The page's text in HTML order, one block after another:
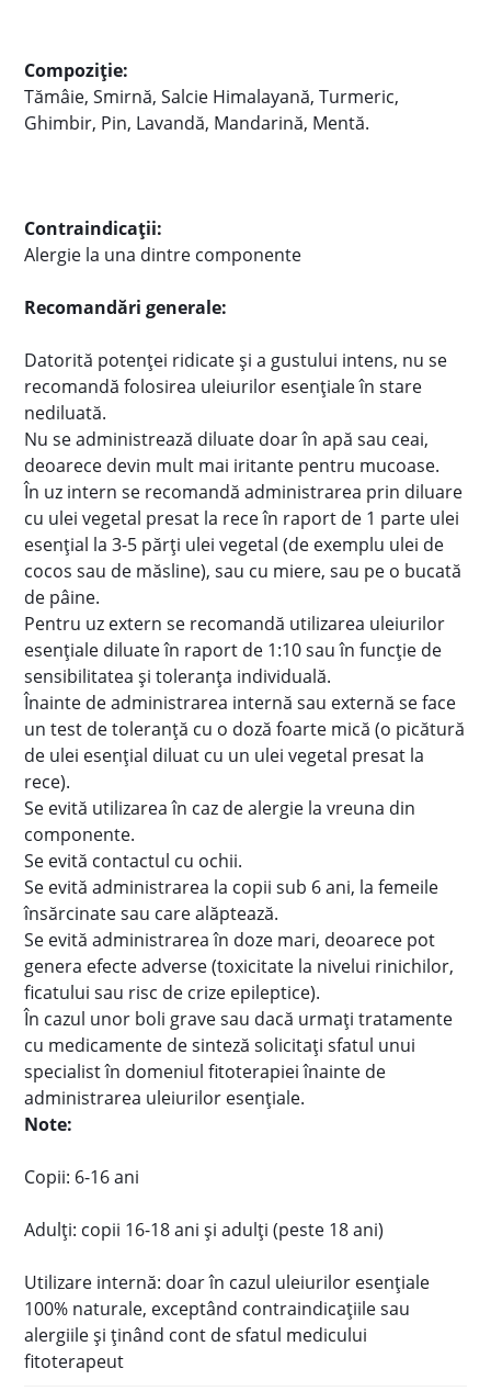
Compoziție:
Tămâie, Smirnă, Salcie Himalayană, Turmeric,
Ghimbir, Pin, Lavandă, Mandarină, Mentă.
Contraindicații:
Alergie la una dintre componente
Recomandări generale:
Datorită potenţei ridicate şi a gustului intens, nu se
recomandă folosirea uleiurilor esențiale în stare
nediluată.
Nu se administrează diluate doar în apă sau ceai,
deoarece devin mult mai iritante pentru mucoase.
În uz intern se recomandă administrarea prin diluare
cu ulei vegetal presat la rece în raport de 1 parte ulei
esențial la 3-5 părţi ulei vegetal (de exemplu ulei de
cocos sau de măsline), sau cu miere, sau pe o bucată
de pâine.
Pentru uz extern se recomandă utilizarea uleiurilor
esenţiale diluate în raport de 1:10 sau în funcţie de
sensibilitatea şi toleranţa individuală.
Înainte de administrarea internă sau externă se face
un test de toleranţă cu o doză foarte mică (o picătură
de ulei esenţial diluat cu un ulei vegetal presat la
rece).
Se evită utilizarea în caz de alergie la vreuna din
componente.
Se evită contactul cu ochii.
Se evită administrarea la copii sub 6 ani, la femeile
însărcinate sau care alăptează.
Se evită administrarea în doze mari, deoarece pot
genera efecte adverse (toxicitate la nivelui rinichilor,
ficatului sau risc de crize epileptice).
În cazul unor boli grave sau dacă urmaţi tratamente
cu medicamente de sinteză solicitaţi sfatul unui
specialist în domeniul fitoterapiei înainte de
administrarea uleiurilor esenţiale.
Note:
Copii: 6-16 ani
Adulți: copii 16-18 ani și adulți (peste 18 ani)
Utilizare internă: doar în cazul uleiurilor esențiale
100% naturale, exceptând contraindicațiile sau
alergiile și ținând cont de sfatul medicului
fitoterapeut